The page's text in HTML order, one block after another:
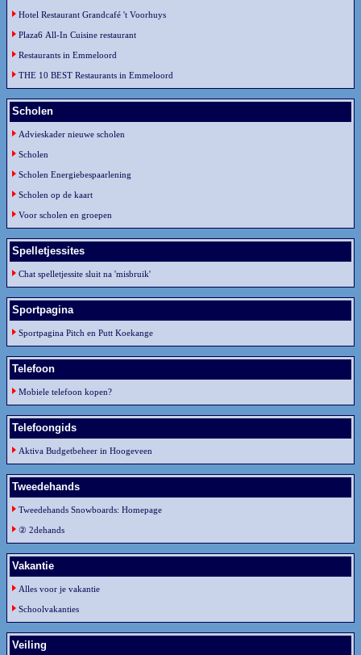
Hotel Restaurant Grandcafé 't Voorhuys
Plaza6 All-In Cuisine restaurant
Restaurants in Emmeloord
THE 10 BEST Restaurants in Emmeloord
Scholen
Advieskader nieuwe scholen
Scholen
Scholen Energiebespaarlening
Scholen op de kaart
Voor scholen en groepen
Spelletjessites
Chat spelletjessite sluit na 'misbruik'
Sportpagina
Sportpagina Pitch en Putt Koekange
Telefoon
Mobiele telefoon kopen?
Telefoongids
Aktiva Budgetbeheer in Hoogeveen
Tweedehands
Tweedehands Snowboards: Homepage
② 2dehands
Vakantie
Alles voor je vakantie
Schoolvakanties
Veiling